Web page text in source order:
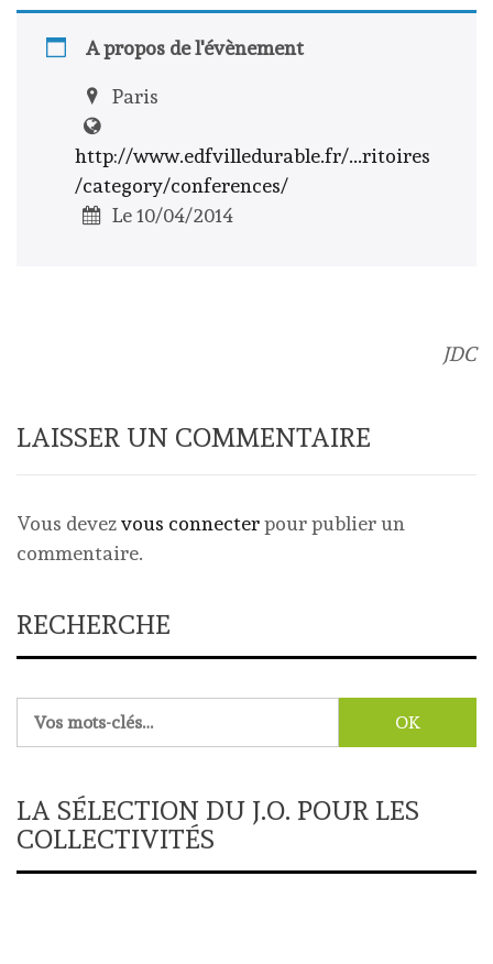
A propos de l'évènement
Paris
http://www.edfvilledurable.fr/...ritoires
/category/conferences/
Le 10/04/2014
JDC
LAISSER UN COMMENTAIRE
Vous devezvous connecterpour publier un
commentaire.
RECHERCHE
LA SÉLECTION DU J.O. POUR LES
COLLECTIVITÉS